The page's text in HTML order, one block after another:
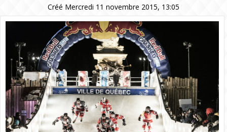
Créé Mercredi 11 novembre 2015, 13:05